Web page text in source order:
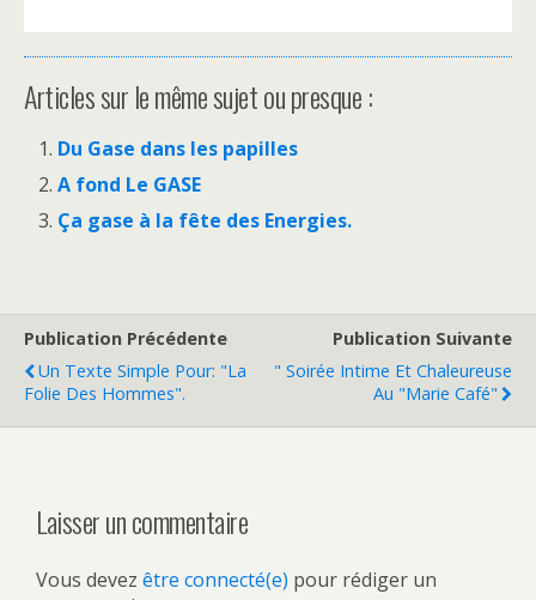
Articles sur le même sujet ou presque :
Du Gase dans les papilles
A fond Le GASE
Ça gase à la fête des Energies.
Publication Précédente
Un Texte Simple Pour: "La
Folie Des Hommes".
Publication Suivante
" Soirée Intime Et Chaleureuse
Au "Marie Café"
Laisser un commentaire
Vous devez être connecté(e) pour rédiger un